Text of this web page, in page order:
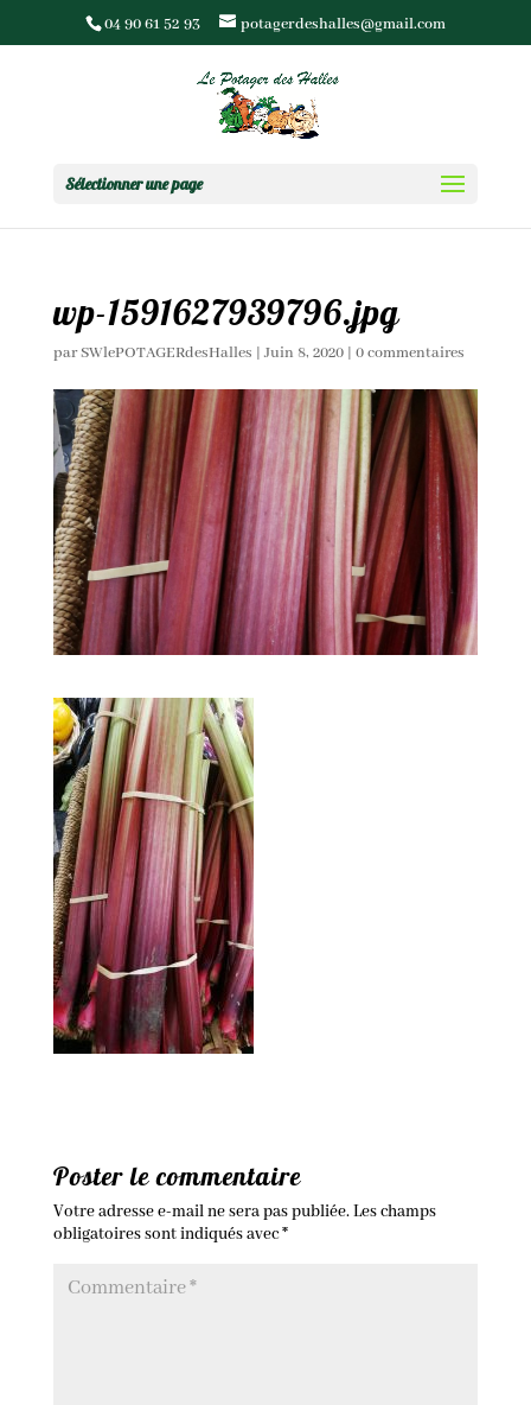
04 90 61 52 93 potagerdeshalles@gmail.com
Sélectionner une page
wp-1591627939796.jpg
parSWlePOTAGERdesHalles | Juin 8, 2020| 0 commentaires
Poster le commentaire
Votre adresse e-mail ne sera pas publiée.Les champs
obligatoires sont indiqués avec*